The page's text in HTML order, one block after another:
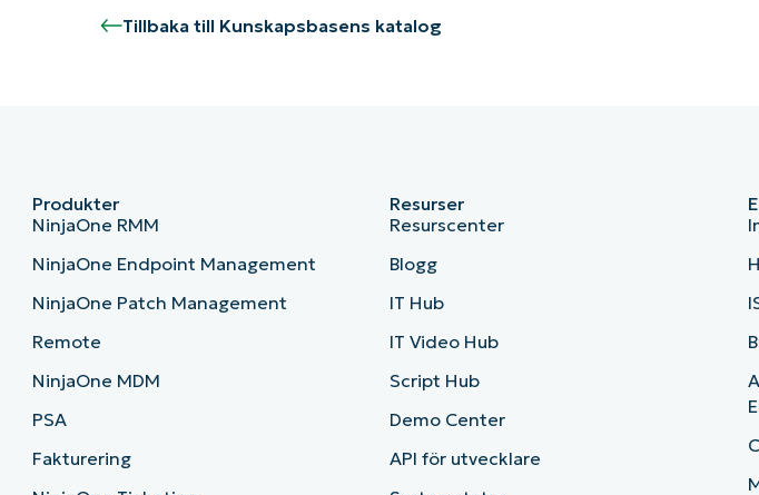
Tillbaka till Kunskapsbasens katalog
Produkter
NinjaOne RMM
NinjaOne Endpoint Management
NinjaOne Patch Management
Remote
NinjaOne MDM
PSA
Fakturering
Resurser
Resurscenter
Blogg
IT Hub
IT Video Hub
Script Hub
Demo Center
API för utvecklare